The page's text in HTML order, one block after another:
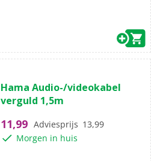
van
de
sterren.
Hama Audio-/videokabel
verguld 1,5m
11,99 Adviesprijs 13,99
Morgen in huis